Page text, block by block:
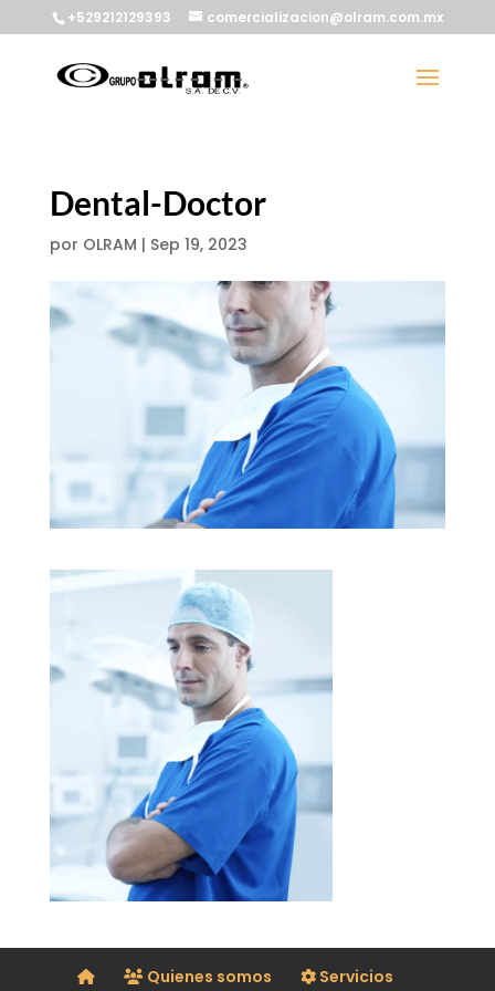
+529212129393 comercializacion@olram.com.mx
Dental-Doctor
por OLRAM | Sep 19, 2023
Quienes somos
Servicios